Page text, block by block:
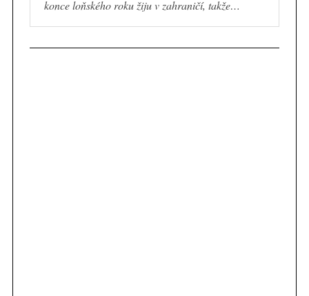
konce loňského roku žiju v zahraničí, takže…
c
h
f